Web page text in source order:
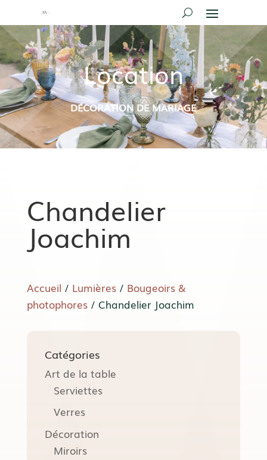
Location
DÉCORATION DE MARIAGE
Chandelier
Joachim
Accueil / Lumières/ Bougeoirs &
photophores/ Chandelier Joachim
Catégories
Art de la table
Serviettes
Verres
Décoration
Miroirs